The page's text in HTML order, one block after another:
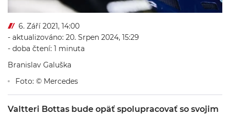
6. Září 2021, 14:00
- aktualizováno: 20. Srpen 2024, 15:29
- doba čtení: 1 minuta
Branislav Galuška
Foto: © Mercedes
Valtteri Bottas bude opäť spolupracovať so svojim